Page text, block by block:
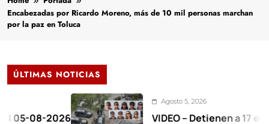
Encabezadas por Ricardo Moreno, más de 10 mil personas marchan
por la paz en Toluca
ÚLTIMAS NOTICIAS
2026
Agosto 5, 2026
VIDEO – Detienen a 17 en